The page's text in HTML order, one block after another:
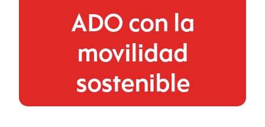
ADO con la
movilidad
sostenible